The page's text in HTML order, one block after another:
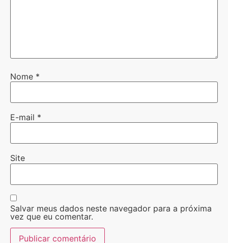
Nome *
E-mail *
Site
Salvar meus dados neste navegador para a próxima
vez que eu comentar.